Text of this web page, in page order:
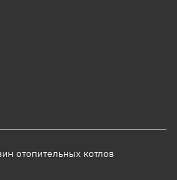
отопительных котлов